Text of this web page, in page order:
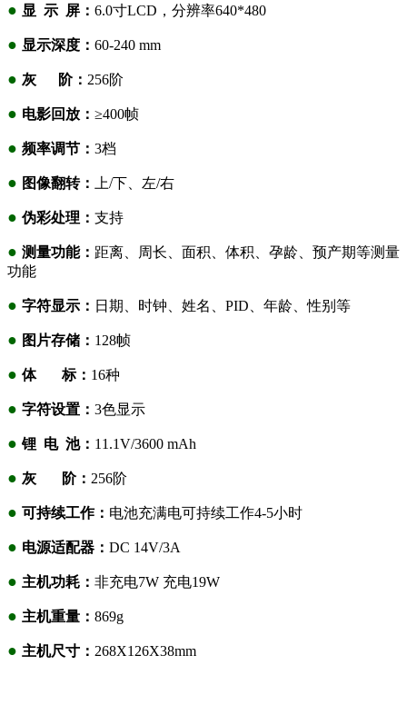
● 显 示 屏： 6.0寸LCD，分辨率640*480
● 显示深度： 60-240 mm
● 灰 阶： 256阶
● 电影回放： ≥400帧
● 频率调节： 3档
● 图像翻转： 上/下、左/右
● 伪彩处理： 支持
● 测量功能： 距离、周长、面积、体积、孕龄、预产期等测量
功能
● 字符显示： 日期、时钟、姓名、PID、年龄、性别等
● 图片存储： 128帧
● 体 标： 16种
● 字符设置： 3色显示
● 锂 电 池： 11.1V/3600 mAh
● 灰 阶： 256阶
● 可持续工作： 电池充满电可持续工作4-5小时
● 电源适配器： DC 14V/3A
● 主机功耗： 非充电7W 充电19W
● 主机重量： 869g
● 主机尺寸： 268X126X38mm